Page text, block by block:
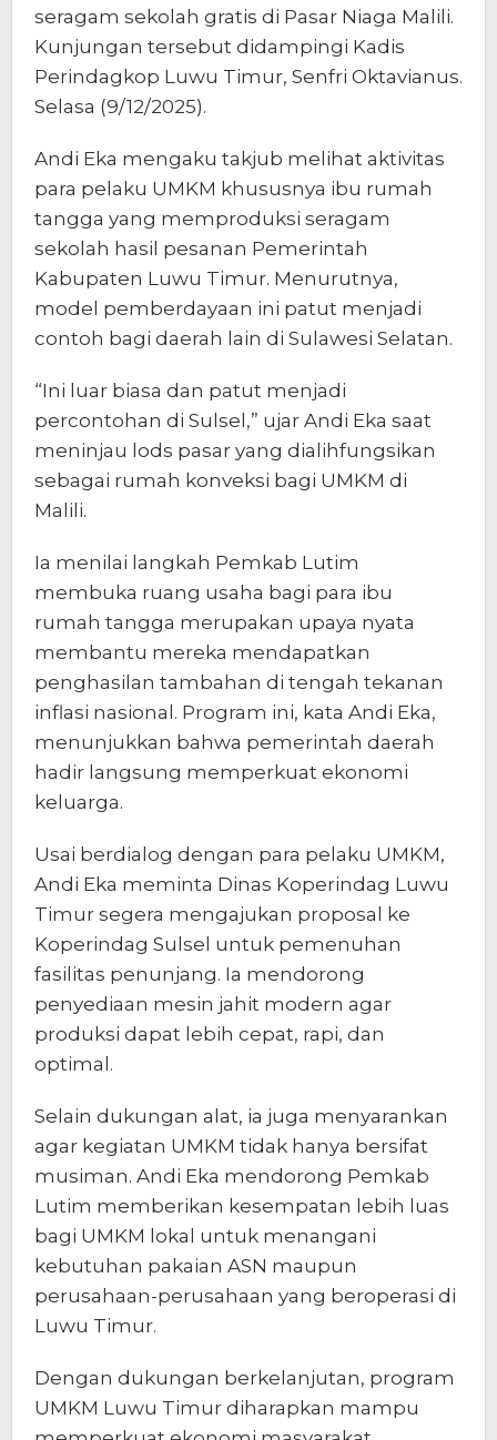
seragam sekolah gratis di Pasar Niaga Malili.
Kunjungan tersebut didampingi Kadis
Perindagkop Luwu Timur, Senfri Oktavianus.
Selasa (9/12/2025).
Andi Eka mengaku takjub melihat aktivitas
para pelaku UMKM khususnya ibu rumah
tangga yang memproduksi seragam
sekolah hasil pesanan Pemerintah
Kabupaten Luwu Timur. Menurutnya,
model pemberdayaan ini patut menjadi
contoh bagi daerah lain di Sulawesi Selatan.
“Ini luar biasa dan patut menjadi
percontohan di Sulsel,” ujar Andi Eka saat
meninjau lods pasar yang dialihfungsikan
sebagai rumah konveksi bagi UMKM di
Malili.
Ia menilai langkah Pemkab Lutim
membuka ruang usaha bagi para ibu
rumah tangga merupakan upaya nyata
membantu mereka mendapatkan
penghasilan tambahan di tengah tekanan
inflasi nasional. Program ini, kata Andi Eka,
menunjukkan bahwa pemerintah daerah
hadir langsung memperkuat ekonomi
keluarga.
Usai berdialog dengan para pelaku UMKM,
Andi Eka meminta Dinas Koperindag Luwu
Timur segera mengajukan proposal ke
Koperindag Sulsel untuk pemenuhan
fasilitas penunjang. Ia mendorong
penyediaan mesin jahit modern agar
produksi dapat lebih cepat, rapi, dan
optimal.
Selain dukungan alat, ia juga menyarankan
agar kegiatan UMKM tidak hanya bersifat
musiman. Andi Eka mendorong Pemkab
Lutim memberikan kesempatan lebih luas
bagi UMKM lokal untuk menangani
kebutuhan pakaian ASN maupun
perusahaan-perusahaan yang beroperasi di
Luwu Timur.
Dengan dukungan berkelanjutan, program
UMKM Luwu Timur diharapkan mampu